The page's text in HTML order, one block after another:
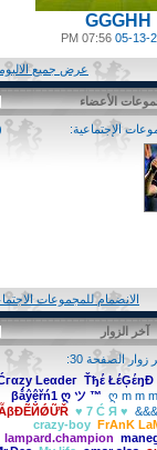
05-
07:56 PM
عرض جميع الالبومات
الأعضاء
(1) الإجتماعية:
الانضمام للمجموعات الاجتماعية
الزوار
الصفحة 30:
Ćгαzy Leαdeг
Ťђέ
βǻŷệřń1 ღ ツ ™ ღ m
ẪβĐẼЙǾỮŘ ♥ 7 Ć Я ♥
crazy-boy FrAnK
lampard.champion